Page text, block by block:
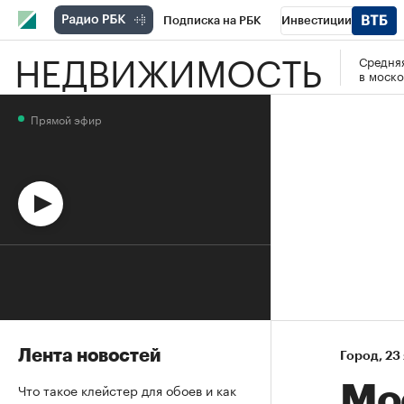
Подписка на РБК Инвестиции
Спорт Школа управления РБК РБК
НЕДВИЖИМОСТЬ
в
Город⁠, 23
Прямой эфир
Лента новостей
Что такое клейстер для обоев и как